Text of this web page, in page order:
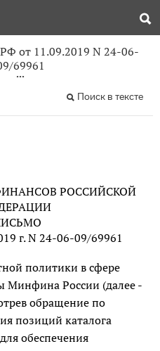
от 11.09.2019 N 24-06-
69961
Поиск в тексте
РОССИЙСКОЙ
г. N 24-06-09/69961
политики в сфере
Минфина России (далее -
обращение по
позиций каталога
обеспечения